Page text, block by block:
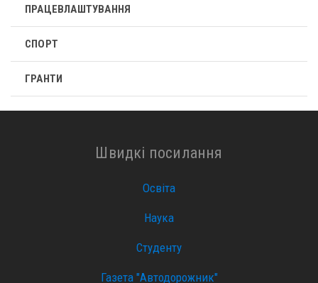
ПРАЦЕВЛАШТУВАННЯ
СПОРТ
ГРАНТИ
Швидкі посилання
Освіта
Наука
Студенту
Газета "Автодорожник"